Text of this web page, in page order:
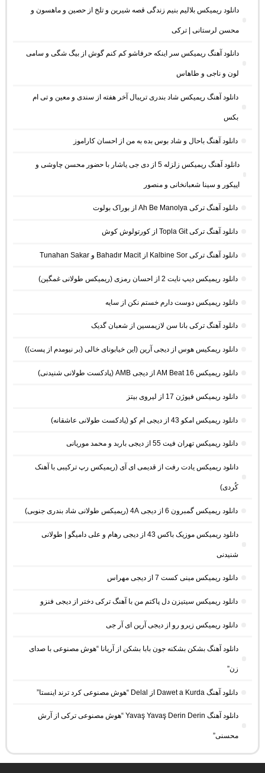
دانلود ریمیکس بلالیم بنیم زندگی قصه شیرین و تلخ از حصین و ماهسون و
محسن لرستانی | ترکی
دانلود آهنگ ریمیکس سر اینکه حرفاشو کم کنم گوش از بیگ شگی و سامی
لون و ناجی و طاهاس
دانلود آهنگ ریمیکس شاد بندری تریبال آخر هفته از سندی و معین و تی ام
بکس
دانلود آهنگ باحال و شاد بوس بده به من از احسان کاراموز
دانلود آهنگ ریمیکس زلزله 5 از دی جی یاشار با حضور محسن چاوشی و
اپیکور و سینا شعبانخانی و منصور
دانلود آهنگ ترکی Ah Be Manolya از بوراک بولوت
دانلود آهنگ ترکی Topla Git از کورتولوش کوش
دانلود آهنگ ترکی Kalbine Sor از Bahadır Macit و Tunahan Sakar
دانلود ریمیکس دیپ نایت 2 از احسان رمزی (ریمیکس طولانی غمگین)
دانلود ریمیکس دوست دارم خستم نکن از سایه
دانلود آهنگ ترکی بانا سن لازیمسین از شعبان گدیک
دانلود ریمکیس هوس از دیجی آرین (این خیابونای خالی (بر نیومدم از پست))
دانلود ریمیکس AM Beat 16 از دیجی AMB (پادکست طولانی شنیدنی)
دانلود ریمیکس فیوژن 17 از لیروی بیتز
دانلود ریمیکس امکو 43 از دیجی ام کو (پادکست طولانی عاشقانه)
دانلود ریمیکس تهران فیت 55 از دیجی باربد و محمد موریانی
دانلود ریمیکس یادت رفت از قدیمی ای آی (ریمیکس رپ ترکیبی با آهنک
کُردی)
دانلود ریمیکس گمبرون 6 از دیجی 4A (ریمیکس طولانی شاد بندری جنوبی)
دانلود ریمیکس موزیک باکس 43 از دیجی رهام و علی دامیگو | طولانی
شنیدنی
دانلود ریمیکس مینی کست 7 از دیجی مهراس
دانلود ریمیکس سیتیزن دل پاکتم من با آهنگ ترکی دختر از دیجی فنزو
دانلود ریمیکس زیرو رو از دیجی آرین ای آر جی
دانلود آهنگ بشکن بشکنه جون بابا بشکن از آریانا “هوش مصنوعی با صدای
زن”
دانلود آهنگ Dawet a Kurda از Delal “هوش مصنوعی کرد ترند اینستا”
دانلود آهنگ Yavaş Yavaş Derin Derin “هوش مصنوعی ترکی از آرش
محسنی”